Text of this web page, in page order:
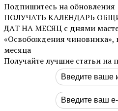
Подпишитесь на
ПОЛУЧАТЬ КАЛЕНДАРЬ
ДАТ НА МЕСЯЦ с днями
«Освобождения чиновника»,
месяца
Получайте лучшие статьи